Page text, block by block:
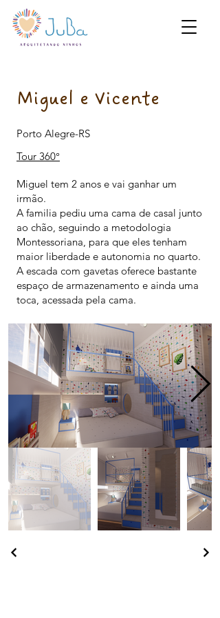
Miguel e Vicente
Porto Alegre-RS
Tour 360°
Miguel tem 2 anos e vai ganhar um
irmão.
A familia pediu uma cama de casal junto
ao chão, seguindo a metodologia
Montessoriana, para que eles tenham
maior liberdade e autonomia no quarto.
A escada com gavetas oferece bastante
espaço de armazenamento e ainda uma
toca, acessada pela cama.